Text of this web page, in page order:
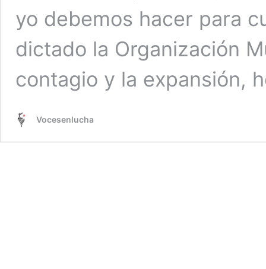
yo debemos hacer para
dictado la Organización
contagio y la expansión,
Vocesenlucha